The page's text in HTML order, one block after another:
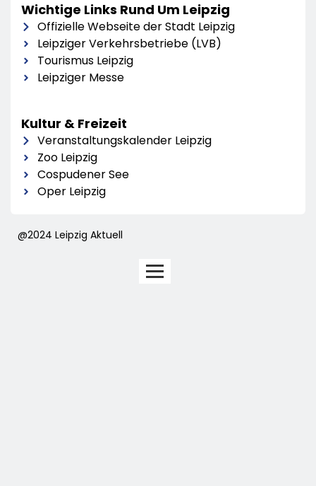
Wichtige Links Rund Um Leipzig
Offizielle Webseite der Stadt Leipzig
Leipziger Verkehrsbetriebe (LVB)
Tourismus Leipzig
Leipziger Messe
Kultur & Freizeit
Veranstaltungskalender Leipzig
Zoo Leipzig
Cospudener See
Oper Leipzig
@2024 Leipzig Aktuell